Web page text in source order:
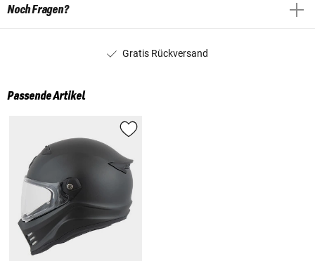
Noch Fragen?
Gratis Rückversand
Passende Artikel